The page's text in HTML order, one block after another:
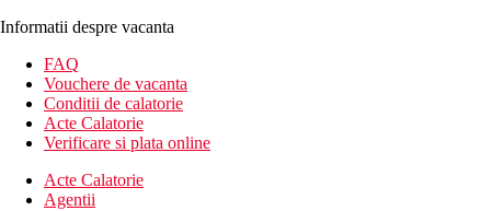
Informatii despre vacanta
FAQ
Vouchere de vacanta
Conditii de calatorie
Acte Calatorie
Verificare si plata online
Acte Calatorie
Agentii